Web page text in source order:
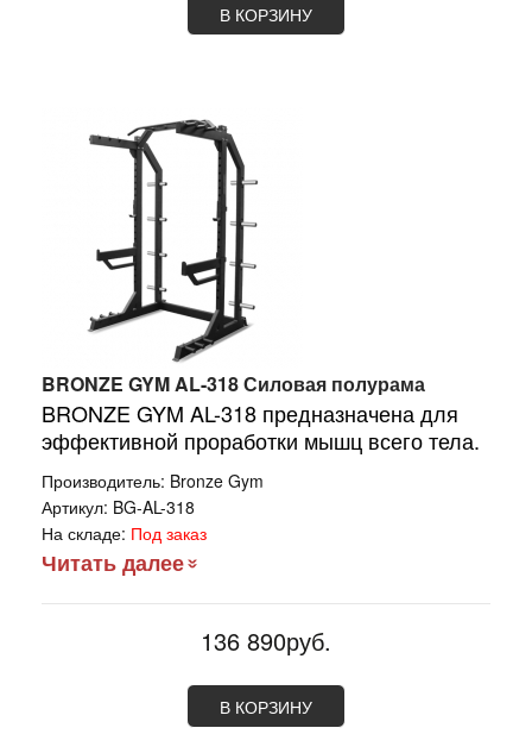
В КОРЗИНУ
BRONZE GYM AL-318 Силовая полурама
BRONZE GYM AL-318 предназначена для
эффективной проработки мышц всего тела.
Производитель: Bronze Gym
Артикул: BG-AL-318
На складе: Под заказ
Читать далее
136 890руб.
В КОРЗИНУ